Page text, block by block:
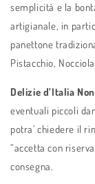
semplicità e la
artigianale, in
panettone
Pistacchio,
Delizie d’Italia
eventuali piccoli
potra’ chiedere il
“accetta con
consegna.